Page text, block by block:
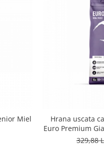
Miel
Hrana uscata
Euro Premium
329,88